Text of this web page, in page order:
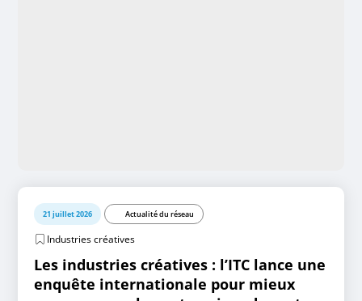
21 juillet 2026 Actualité du réseau
Industries créatives
Les industries créatives : l’ITC lance une
enquête internationale pour mieux